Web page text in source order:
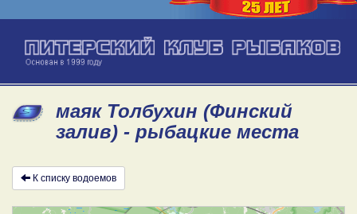
маяк Толбухин (Финский
залив) - рыбацкие места
К списку водоемов